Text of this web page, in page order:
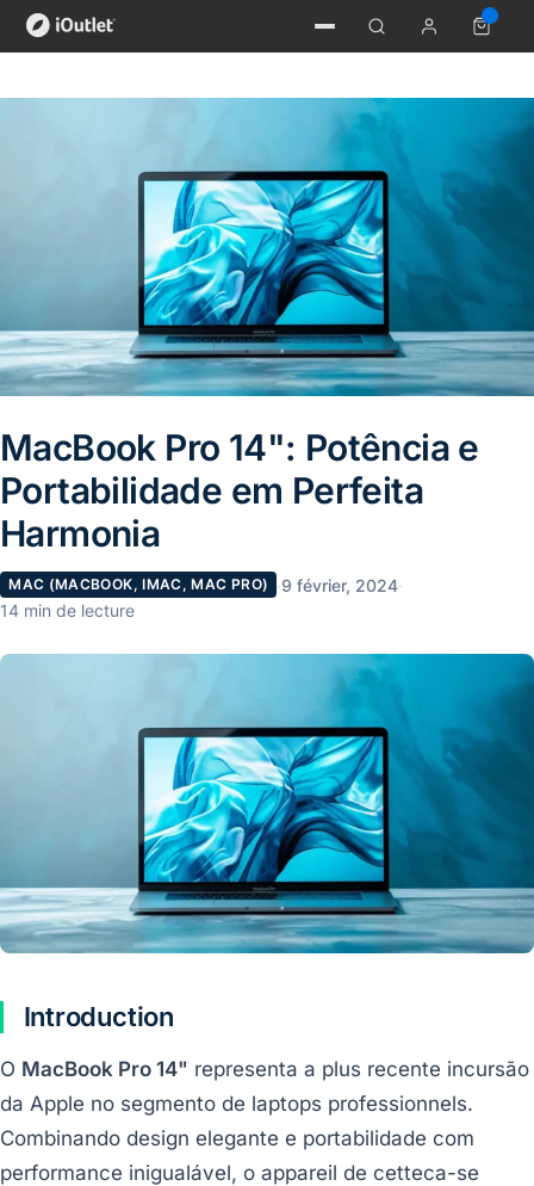
MacBook Pro 14": Potência e
Portabilidade em Perfeita
Harmonia
MAC (MACBOOK, IMAC, MAC PRO) ·9 février, 2024·
14 min de lecture
Introduction
O MacBook Pro 14" representa a plus recente incursão
da Apple no segmento de laptops professionnels.
Combinando design elegante e portabilidade com
performance inigualável, o appareil de cetteca-se